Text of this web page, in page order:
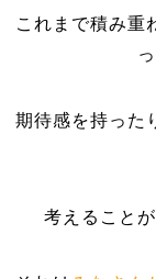
これまで積み重
期待感を持った
考えること